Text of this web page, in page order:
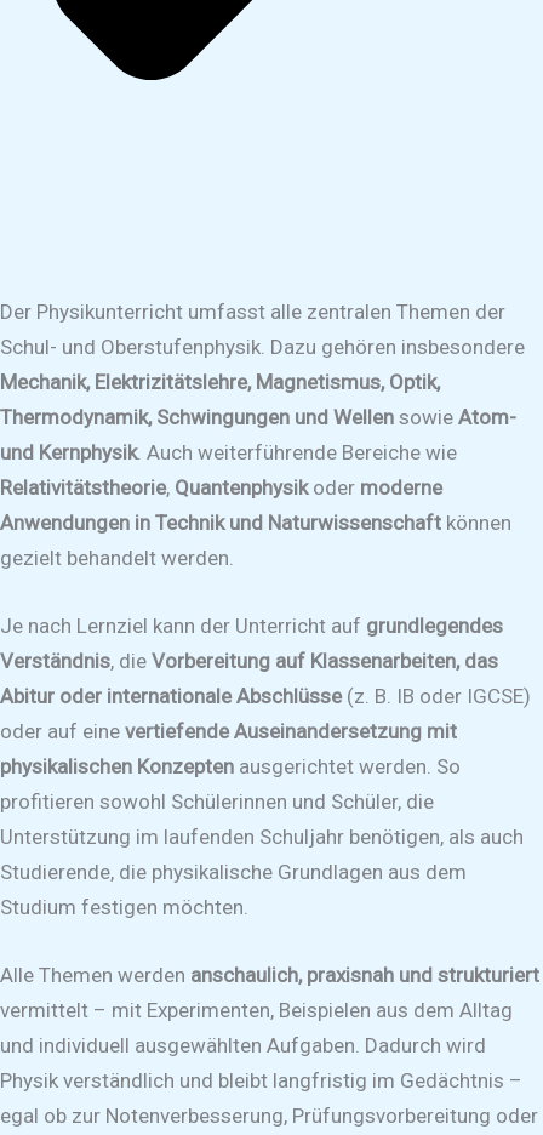
Der Physikunterricht umfasst alle zentralen Themen der
Schul- und Oberstufenphysik. Dazu gehören insbesondere
Mechanik, Elektrizitätslehre, Magnetismus, Optik,
Thermodynamik, Schwingungen und Wellen sowie Atom-
und Kernphysik. Auch weiterführende Bereiche wie
Relativitätstheorie, Quantenphysikoder moderne
Anwendungen in Technik und Naturwissenschaft können
gezielt behandelt werden.
Je nach Lernziel kann der Unterricht auf grundlegendes
Verständnis, die Vorbereitung auf Klassenarbeiten, das
Abitur oder internationale Abschlüsse(z. B. IB oder IGCSE)
oder auf eine vertiefende Auseinandersetzung mit
physikalischen Konzepten ausgerichtet werden. So
profitieren sowohl Schülerinnen und Schüler, die
Unterstützung im laufenden Schuljahr benötigen, als auch
Studierende, die physikalische Grundlagen aus dem
Studium festigen möchten.
Alle Themen werden anschaulich, praxisnah und strukturiert
vermittelt – mit Experimenten, Beispielen aus dem Alltag
und individuell ausgewählten Aufgaben. Dadurch wird
Physik verständlich und bleibt langfristig im Gedächtnis –
egal ob zur Notenverbesserung, Prüfungsvorbereitung oder